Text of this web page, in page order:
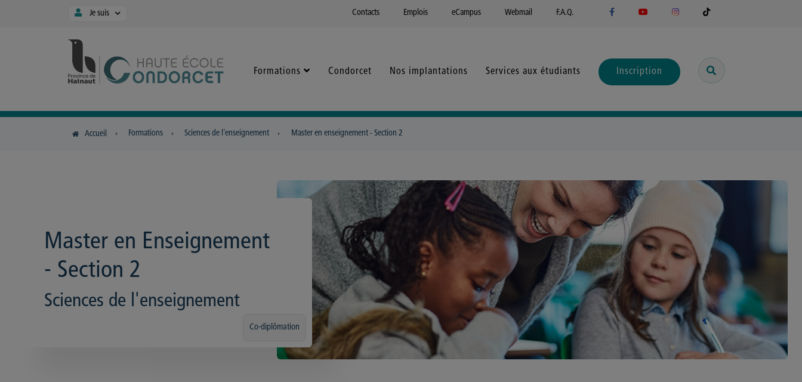
Panneau de gestion des cookies
Je suis Contacts Emplois eCampus Webmail F.A.Q.
Formations Condorcet Nos implantations Services aux étudiants Inscription
Accueil Formations Sciences de l'enseignement Master en enseignement - Section 2
Master en Enseignement
- Section 2
Sciences de l'enseignement
Co-diplômation